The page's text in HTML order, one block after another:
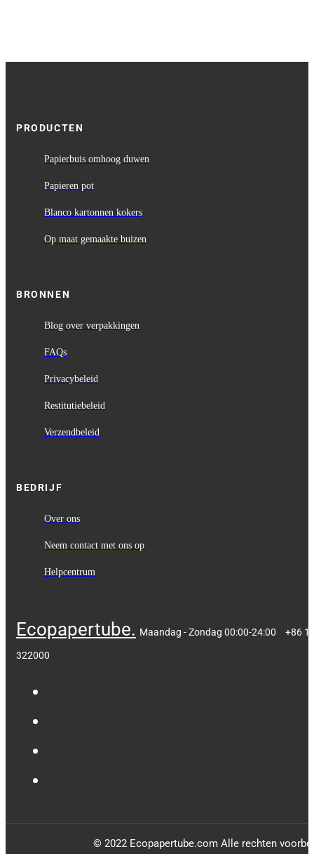
PRODUCTEN
Papierbuis omhoog duwen
Papieren pot
Blanco kartonnen kokers
Op maat gemaakte buizen
BRONNEN
Blog over verpakkingen
FAQs
Privacybeleid
Restitutiebeleid
Verzendbeleid
BEDRIJF
Over ons
Neem contact met ons op
Helpcentrum
Ecopapertube. Maandag - Zondag 00:00-24:00 +86
322000
© 2022 Ecopapertube.com Alle rechten